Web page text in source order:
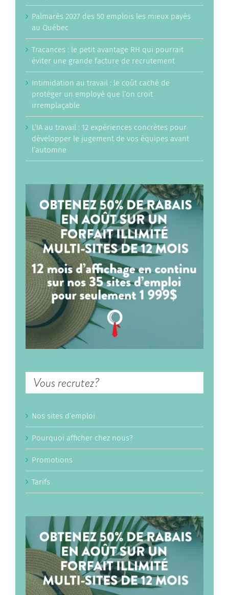
Palmarès 2027 des 50 emplois les mieux payés
au Québec
Tracances : le petit avantage RH qui pourrait
éviter une grande facture de recrutement
Intimidation au travail : le coût caché de
protéger un employé que l’on croit
irremplaçable
L’IA au travail : 12 expériences concrètes pour
développer le jugement de vos équipes avant
l’automne
Vous recrutez?
Nos sites d’emploi
Pourquoi afficher chez nous?
Promotions
Tarifs